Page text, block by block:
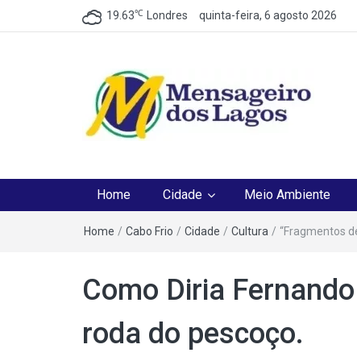
19.63℃ Londres quinta-feira, 6 agosto 2026
Home Cidade Meio Ambiente
Home / Cabo Frio / Cidade / Cultura / “Fragmentos
Como Diria
roda do pescoço.